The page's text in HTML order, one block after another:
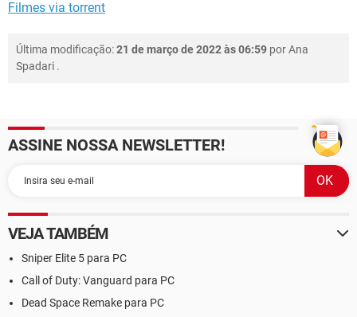
Filmes via torrent
Última modificação:21 de março de 2022 às 06:59 porAna
Spadari .
ASSINE NOSSA NEWSLETTER!
VEJA TAMBÉM
Sniper Elite 5 para PC
Call of Duty: Vanguard para PC
Dead Space Remake para PC